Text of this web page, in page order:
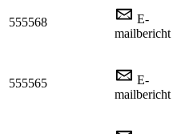
555568
E-
mailbericht
555565
E-
mailbericht